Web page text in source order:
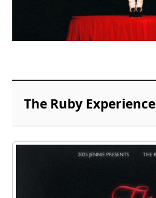
The Ruby Experience